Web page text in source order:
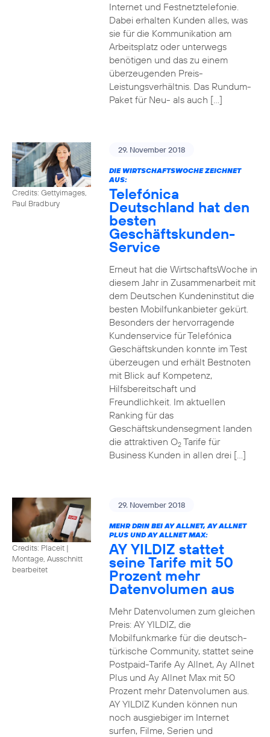
Internet und Festnetztelefonie.
Dabei erhalten Kunden alles, was
sie für die Kommunikation am
Arbeitsplatz oder unterwegs
benötigen und das zu einem
überzeugenden Preis-
Leistungsverhältnis. Das Rundum-
Paket für Neu- als auch […]
Credits: Gettyimages,
Paul Bradbury
29. November 2018
DIE WIRTSCHAFTSWOCHE ZEICHNET
AUS:
Telefónica
Deutschland hat den
besten
Geschäftskunden-
Service
Erneut hat die WirtschaftsWoche in
diesem Jahr in Zusammenarbeit mit
dem Deutschen Kundeninstitut die
besten Mobilfunkanbieter gekürt.
Besonders der hervorragende
Kundenservice für Telefónica
Geschäftskunden konnte im Test
überzeugen und erhält Bestnoten
mit Blick auf Kompetenz,
Hilfsbereitschaft und
Freundlichkeit. Im aktuellen
Ranking für das
Geschäftskundensegment landen
die attraktiven O2Tarife für
Business Kunden in allen drei […]
Credits: Placeit |
Montage, Ausschnitt
bearbeitet
29. November 2018
MEHR DRIN BEI AY ALLNET, AY ALLNET
PLUS UND AY ALLNET MAX:
AY YILDIZ stattet
seine Tarife mit 50
Prozent mehr
Datenvolumen aus
Mehr Datenvolumen zum gleichen
Preis: AY YILDIZ, die
Mobilfunkmarke für die deutsch-
türkische Community, stattet seine
Postpaid-Tarife Ay Allnet, Ay Allnet
Plus und Ay Allnet Max mit 50
Prozent mehr Datenvolumen aus.
AY YILDIZ Kunden können nun
noch ausgiebiger im Internet
surfen, Filme, Serien und